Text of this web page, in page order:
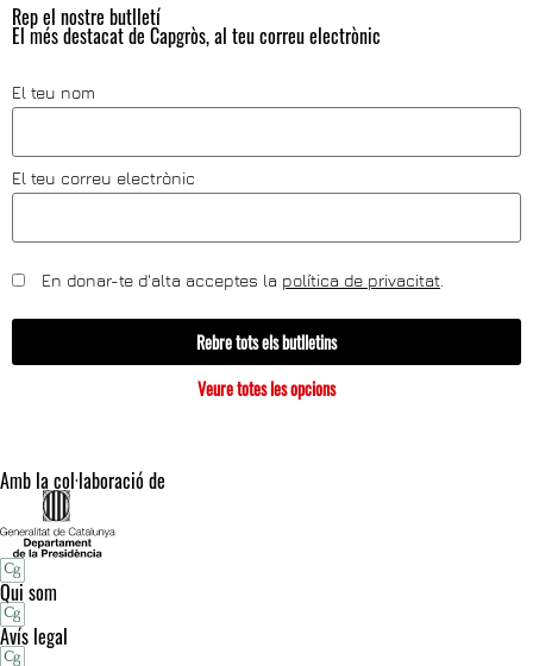
Rep el nostre butlletí
El més destacat de Capgròs, al teu correu electrònic
El teu nom
El teu correu electrònic
En donar-te d'alta acceptes la política de privacitat
Rebre tots els butlletins
Veure totes les opcions
Amb la col·laboració de
Qui som
Avís legal